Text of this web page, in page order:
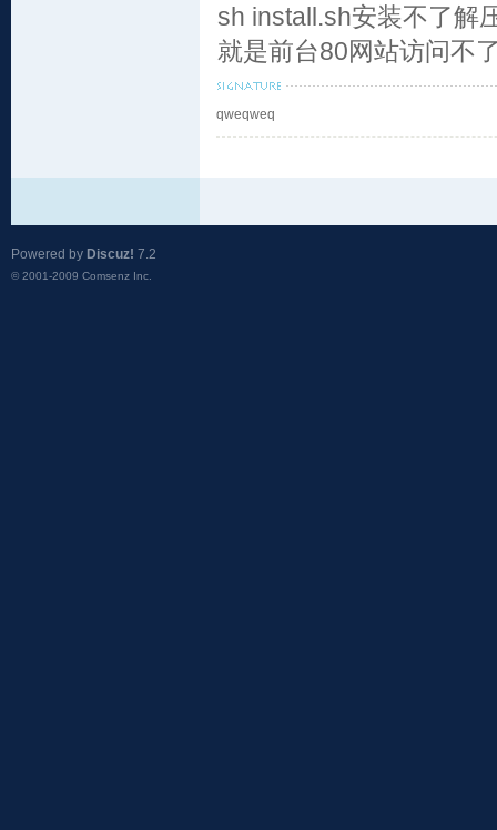
sh install.sh安装不了解
就是前台80网站访问不
qweqweq
Powered by Discuz! 7.2
© 2001-2009 Comsenz Inc.